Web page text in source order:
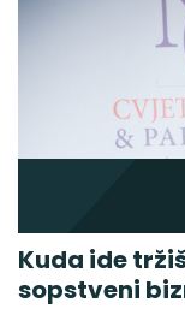
Kuda ide
sopstveni